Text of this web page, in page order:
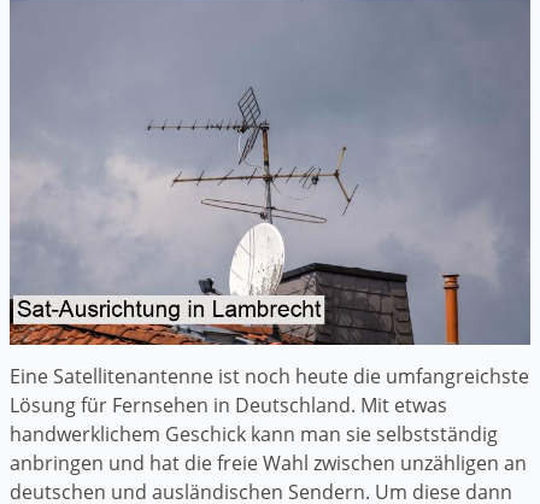
Eine Satellitenantenne ist noch heute die umfangreichste
Lösung für Fernsehen in Deutschland. Mit etwas
handwerklichem Geschick kann man sie selbstständig
anbringen und hat die freie Wahl zwischen unzähligen an
deutschen und ausländischen Sendern. Um diese dann